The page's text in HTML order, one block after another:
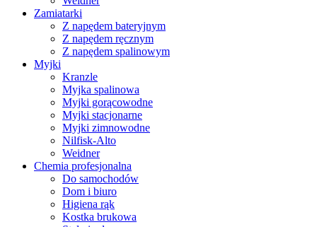
Zamiatarki
Z napędem bateryjnym
Z napędem ręcznym
Z napędem spalinowym
Myjki
Kranzle
Myjka spalinowa
Myjki gorącowodne
Myjki stacjonarne
Myjki zimnowodne
Nilfisk-Alto
Weidner
Chemia profesjonalna
Do samochodów
Dom i biuro
Higiena rąk
Kostka brukowa